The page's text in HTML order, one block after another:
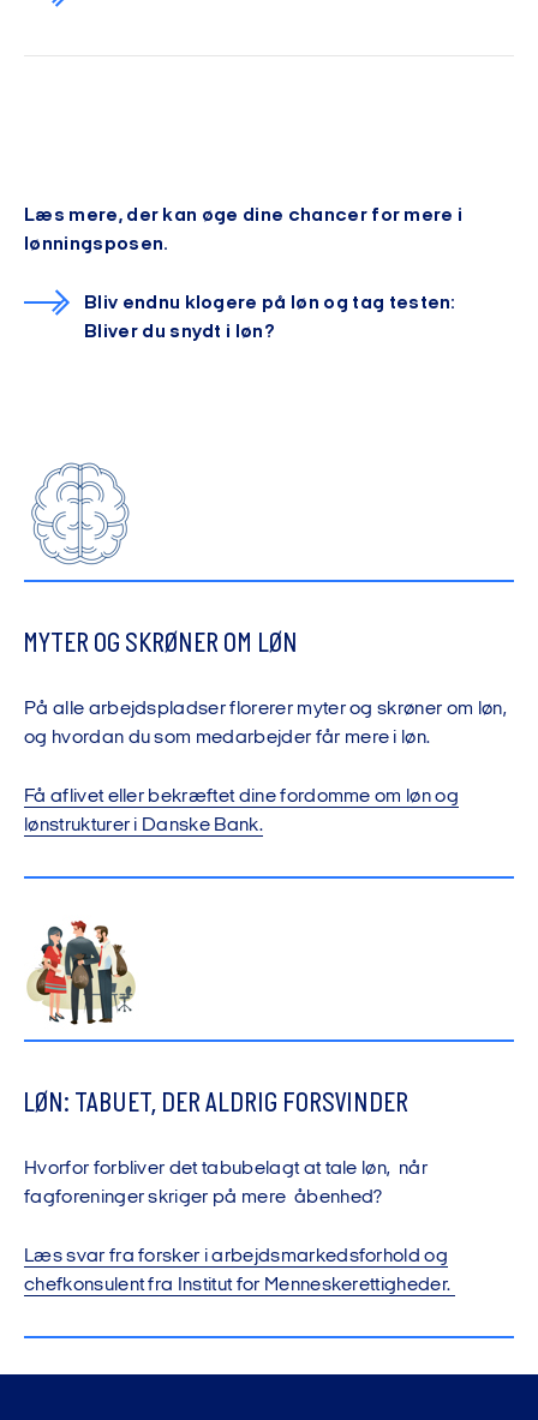
Læs mere, der kan øge dine chancer for mere i
lønningsposen.
Bliv endnu klogere på løn og tag testen:
Bliver du snydt i løn?
MYTER OG SKRØNER OM LØN
På alle arbejdspladser florerer myter og skrøner om løn,
og hvordan du som medarbejder får mere i løn.
Få aflivet eller bekræftet dine fordomme om løn og
lønstrukturer i Danske Bank.
LØN: TABUET, DER ALDRIG FORSVINDER
Hvorfor forbliver det tabubelagt at tale løn, når
fagforeninger skriger på mere åbenhed?
Læs svar fra forsker i arbejdsmarkedsforhold og
chefkonsulent fra Institut for Menneskerettigheder.